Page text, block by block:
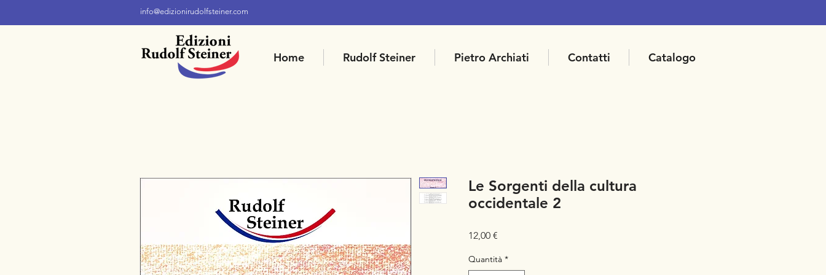
info@edizionirudolfsteiner.com
Home Rudolf Steiner Pietro Archiati Contatti Catalogo
Le Sorgenti della cultura
occidentale 2
12,00 €
Quantità *